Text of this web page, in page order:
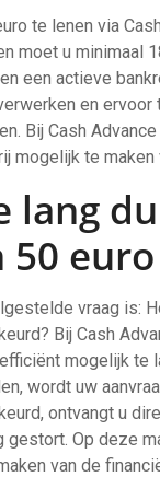
te lenen via
moet u minimaal
een actieve
en ervoor
Bij Cash
mogelijk te maken
lang
50
vraag is:
Bij Cash
mogelijk te
wordt uw
ontvangt u
gestort. Op deze
van de